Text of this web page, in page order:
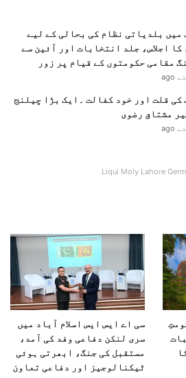
میں بلدیاتی نظام کی بحالی کے لیے
کا اجلاس، جلد انتخابات اور آئین سے
مقامی حکومتوں کے قیام پر زور
کی قلت اور خود کفالت ۔ایک بڑا چیلنج
مشتاق رضوی
Liqui Moly Lahore
سی اے ایس ایس اسلام آباد میں
سری لنکن دفاعی وفد کی آمد،
مستقبل کی جنگ، ابھرتی ہوئی
ٹیکنالوجیز اور دفاعی تعاون